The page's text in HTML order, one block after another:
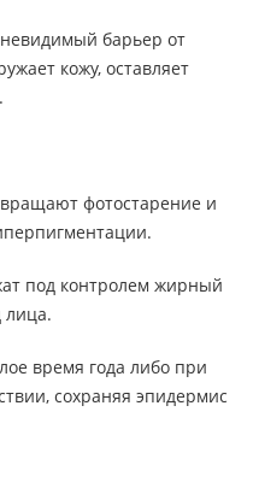
барьер от
кожу, оставляет
фотостарение и
под контролем жирный
лица.
время года либо при
сохраняя эпидермис